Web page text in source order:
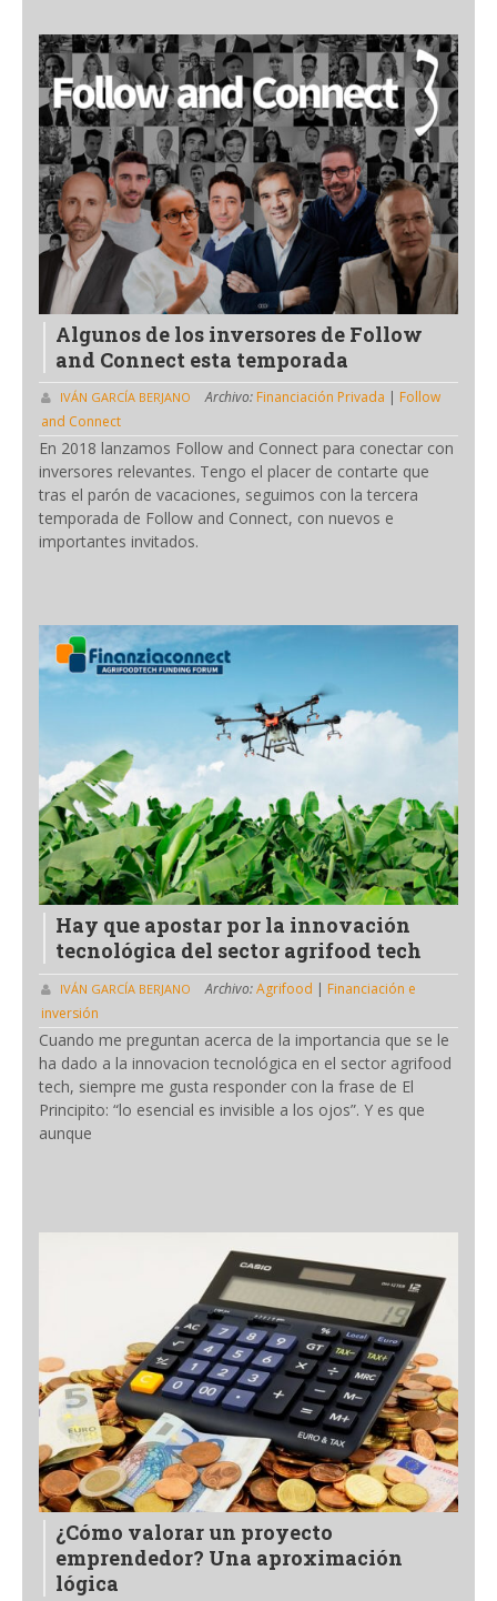
Algunos de los inversores de Follow
and Connect esta temporada
IVÁN GARCÍA BERJANO Archivo: Financiación Privada | Follow
and Connect
En 2018 lanzamos Follow and Connect para conectar con
inversores relevantes. Tengo el placer de contarte que
tras el parón de vacaciones, seguimos con la tercera
temporada de Follow and Connect, con nuevos e
importantes invitados.
Hay que apostar por la innovación
tecnológica del sector agrifood tech
IVÁN GARCÍA BERJANO Archivo:Agrifood | Financiación e
inversión
Cuando me preguntan acerca de la importancia que se le
ha dado a la innovacion tecnológica en el sector agrifood
tech, siempre me gusta responder con la frase de El
Principito: “lo esencial es invisible a los ojos”. Y es que
aunque
¿Cómo valorar un proyecto
emprendedor? Una aproximación
lógica